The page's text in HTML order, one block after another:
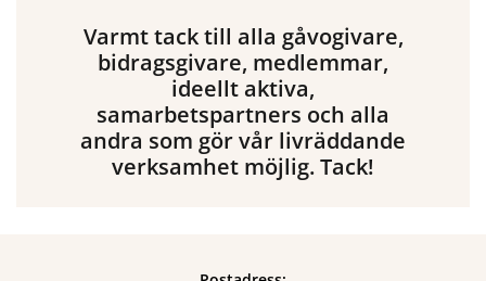
Varmt tack till alla gåvogivare,
bidragsgivare, medlemmar,
ideellt aktiva,
samarbetspartners och alla
andra som gör vår livräddande
verksamhet möjlig. Tack!